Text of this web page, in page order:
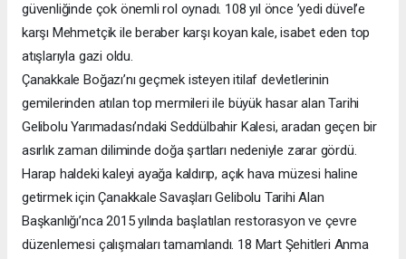
güvenliğinde çok önemli rol oynadı. 108 yıl önce ’yedi düvel’e
karşı Mehmetçik ile beraber karşı koyan kale, isabet eden top
atışlarıyla gazi oldu.
Çanakkale Boğazı’nı geçmek isteyen itilaf devletlerinin
gemilerinden atılan top mermileri ile büyük hasar alan Tarihi
Gelibolu Yarımadası’ndaki Seddülbahir Kalesi, aradan geçen bir
asırlık zaman diliminde doğa şartları nedeniyle zarar gördü.
Harap haldeki kaleyi ayağa kaldırıp, açık hava müzesi haline
getirmek için Çanakkale Savaşları Gelibolu Tarihi Alan
Başkanlığı’nca 2015 yılında başlatılan restorasyon ve çevre
düzenlemesi çalışmaları tamamlandı. 18 Mart Şehitleri Anma